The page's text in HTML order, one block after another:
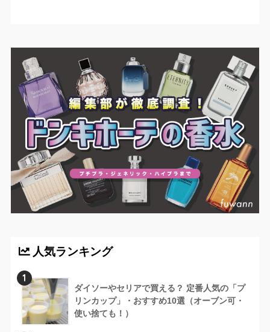
人気ランキング
1
ダイソーやセリアで買える？ 定番人気の「プ
リンカップ」・おすすめ10選（オーブン可・
使い捨ても！）